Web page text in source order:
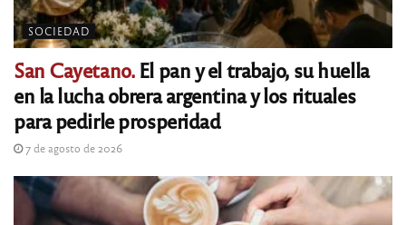
SOCIEDAD
San Cayetano.El pan y el trabajo, su huella
en la lucha obrera argentina y los rituales
para pedirle prosperidad
7 de agosto de 2026